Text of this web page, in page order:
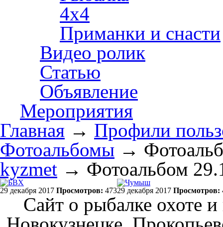
4х4
Приманки и снасти
Видео ролик
Статью
Объявление
Мероприятия
Главная → Профили
Фотоальбомы →
kyzmet → Фотоальбом
29 декабря 2017 Просмотров: 47329 декабря 2017 Просмотров:
Сайт о рыбалке охоте